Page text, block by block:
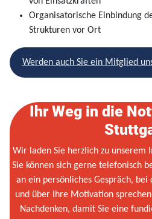
Organisatorische Einbindung
Strukturen vor Ort
Werden auch Sie ein Mitglied
Ihr Weg in die
Wir laden Sie herzlich zu unserem
Sie können sich gerne telefonisch
an ein persönliches Gespräch,
und über Ihre Motivation
Nachdenken, damit Sie eine